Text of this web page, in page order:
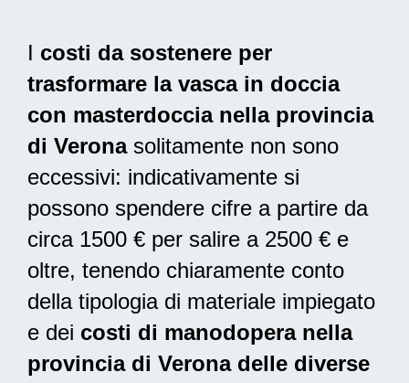
I costi da sostenere per
trasformare la vasca in doccia
con masterdoccia nella provincia
di Veronasolitamente non sono
eccessivi: indicativamente si
possono spendere cifre a partire da
circa 1500 € per salire a 2500 € e
oltre, tenendo chiaramente conto
della tipologia di materiale impiegato
e dei costi di manodopera nella
provincia di Verona delle diverse